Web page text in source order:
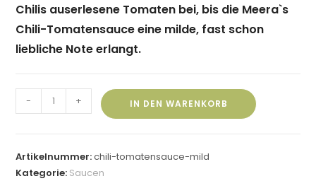
Chilis auserlesene Tomaten bei, bis die Meera`s
Chili-Tomatensauce eine milde, fast schon
liebliche Note erlangt.
- + IN DEN WARENKORB
Artikelnummer:chili-tomatensauce-mild
Kategorie: Saucen